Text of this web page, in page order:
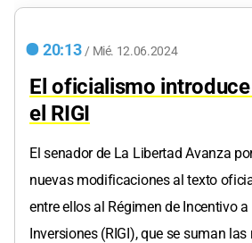
20:13 / Mié. 12.06.2024
El oficialismo
el RIGI
El senador de La Libertad Avanza
nuevas modificaciones al texto
entre ellos al Régimen de Incentivo
Inversiones (RIGI), que se suman